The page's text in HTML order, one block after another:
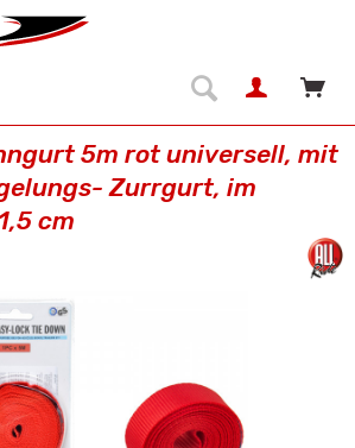
5m rot universell, mit
Zurrgurt, im
cm